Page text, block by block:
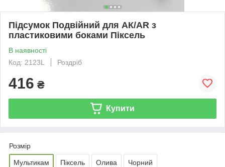
Підсумок Подвійний для АК/AR з
пластиковими боками Піксель
В наявності
Код: 2123L
Роздріб
416 ₴
Купити
Розмір
Мультикам Піксель Олива Чорний